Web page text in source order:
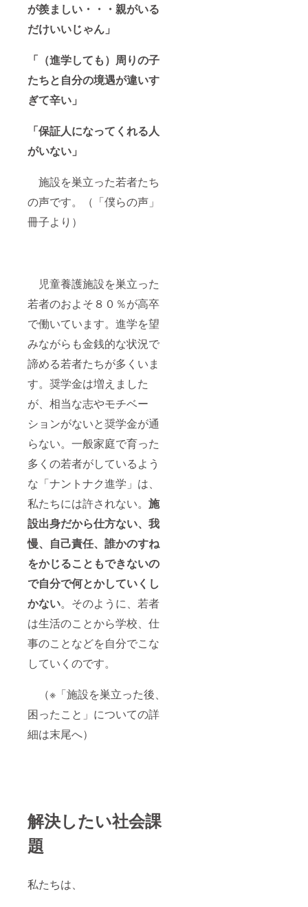
が羨ましい・・・親がいる
だけいいじゃん」
「（進学しても）周りの子
たちと自分の境遇が違いす
ぎて辛い」
「保証人になってくれる人
がいない」
施設を巣立った若者たち
の声です。（「僕らの声」
冊子より）
児童養護施設を巣立った
若者のおよそ８０％が高卒
で働いています。進学を望
みながらも金銭的な状況で
諦める若者たちが多くいま
す。奨学金は増えました
が、相当な志やモチベー
ションがないと奨学金が通
らない。一般家庭で育った
多くの若者がしているよう
な「ナントナク進学」は、
私たちには許されない。 施
設出身だから仕方ない、我
慢、自己責任、誰かのすね
をかじることもできないの
で自分で何とかしていくし
かない。そのように、若者
は生活のことから学校、仕
事のことなどを自分でこな
していくのです。
（※「施設を巣立った後、
困ったこと」についての詳
細は末尾へ）
解決したい社会課
題
私たちは、